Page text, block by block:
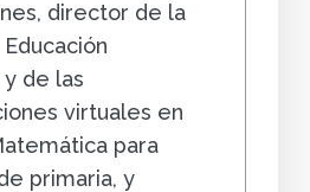
director de la
de las
virtuales en
para
primaria, y